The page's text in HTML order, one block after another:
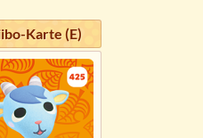
Karte (E)